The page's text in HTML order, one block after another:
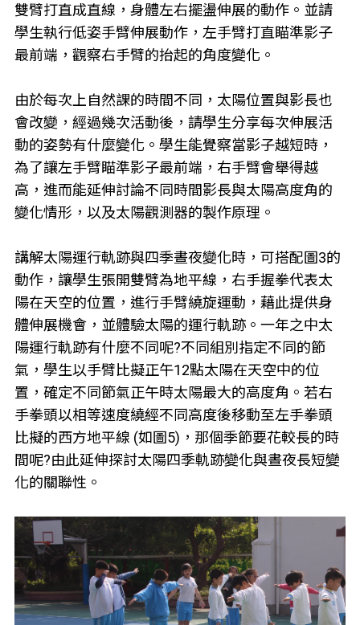
雙臂打直成直線，身體左右擺盪伸展的動作。並請
學生執行低姿手臂伸展動作，左手臂打直瞄準影子
最前端，觀察右手臂的抬起的角度變化。
由於每次上自然課的時間不同，太陽位置與影長也
會改變，經過幾次活動後，請學生分享每次伸展活
動的姿勢有什麼變化。學生能覺察當影子越短時，
為了讓左手臂瞄準影子最前端，右手臂會舉得越
高，進而能延伸討論不同時間影長與太陽高度角的
變化情形，以及太陽觀測器的製作原理。
講解太陽運行軌跡與四季晝夜變化時，可搭配圖3的
動作，讓學生張開雙臂為地平線，右手握拳代表太
陽在天空的位置，進行手臂繞旋運動，藉此提供身
體伸展機會，並體驗太陽的運行軌跡。一年之中太
陽運行軌跡有什麼不同呢?不同組別指定不同的節
氣，學生以手臂比擬正午12點太陽在天空中的位
置，確定不同節氣正午時太陽最大的高度角。若右
手拳頭以相等速度繞經不同高度後移動至左手拳頭
比擬的西方地平線 (如圖5)，那個季節要花較長的時
間呢?由此延伸探討太陽四季軌跡變化與晝夜長短變
化的關聯性。